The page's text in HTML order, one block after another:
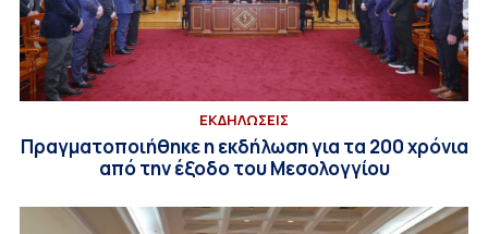
ΕΚΔΗΛΩΣΕΙΣ
Πραγματοποιήθηκε η εκδήλωση για τα 200 χρόνια
από την έξοδο του Μεσολογγίου